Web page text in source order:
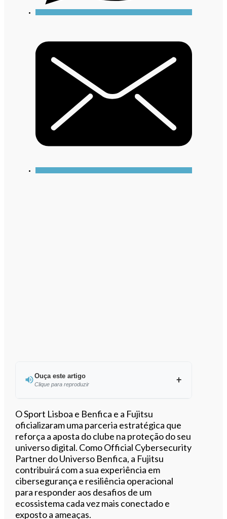
Ouça este artigo
Clique para reproduzir
0:00/8:39
O Sport Lisboa e Benfica e a Fujitsu
oficializaram uma parceria estratégica que
reforça a aposta do clube na proteção do seu
universo digital. Como Official Cybersecurity
Partner do Universo Benfica, a Fujitsu
contribuirá com a sua experiência em
cibersegurança e resiliência operacional
para responder aos desafios de um
ecossistema cada vez mais conectado e
exposto a ameaças.